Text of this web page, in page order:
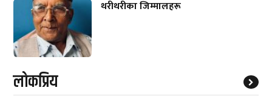
थरीथरीका जिम्मालहरू
लाेकप्रिय